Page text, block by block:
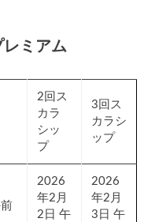
レミアム
2回ス
カラ
シッ
プ
3回ス
カラシ
ップ
2026
年2月
2日 午
2026
年2月
3日 午